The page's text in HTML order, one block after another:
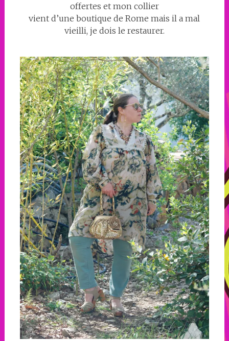
offertes et mon collier
vient d’une boutique de Rome mais il a mal
vieilli, je dois le restaurer.